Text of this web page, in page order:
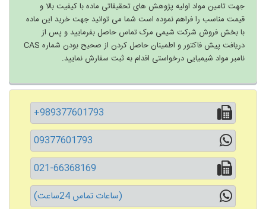
جهت تامین مواد اولیه پژوهش های تحقیقاتی ماده با کیفیت بالا و
قیمت مناسب را فراهم نموده است شما می توانید جهت خرید این ماده
با بخش فروش شرکت شیمی مرک تماس حاصل بفرمایید و پس از
دریافت پیش فاکتور و اطمینان حاصل کردن از صحیح بودن شماره CAS
نامبر مواد شیمیایی درخواستی اقدام به ثبت سفارش نمایید.
+989377601793
09377601793
021-66368169
(ساعات تماس 24ساعت)